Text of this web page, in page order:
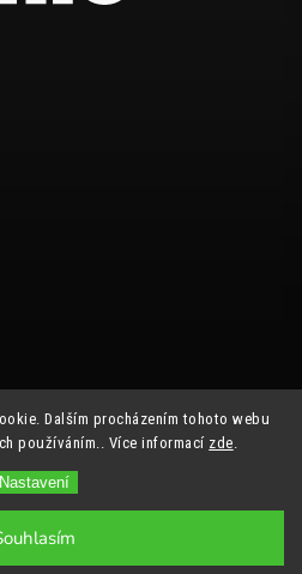
Dalším procházením tohoto webu
používáním.. Více informací zde.
Nastavení